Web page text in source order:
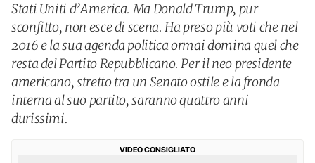
Stati Uniti d’America. Ma Donald Trump, pur
sconfitto, non esce di scena. Ha preso più voti che nel
2016 e la sua agenda politica ormai domina quel che
resta del Partito Repubblicano. Per il neo presidente
americano, stretto tra un Senato ostile e la fronda
interna al suo partito, saranno quattro anni
durissimi.
VIDEO CONSIGLIATO